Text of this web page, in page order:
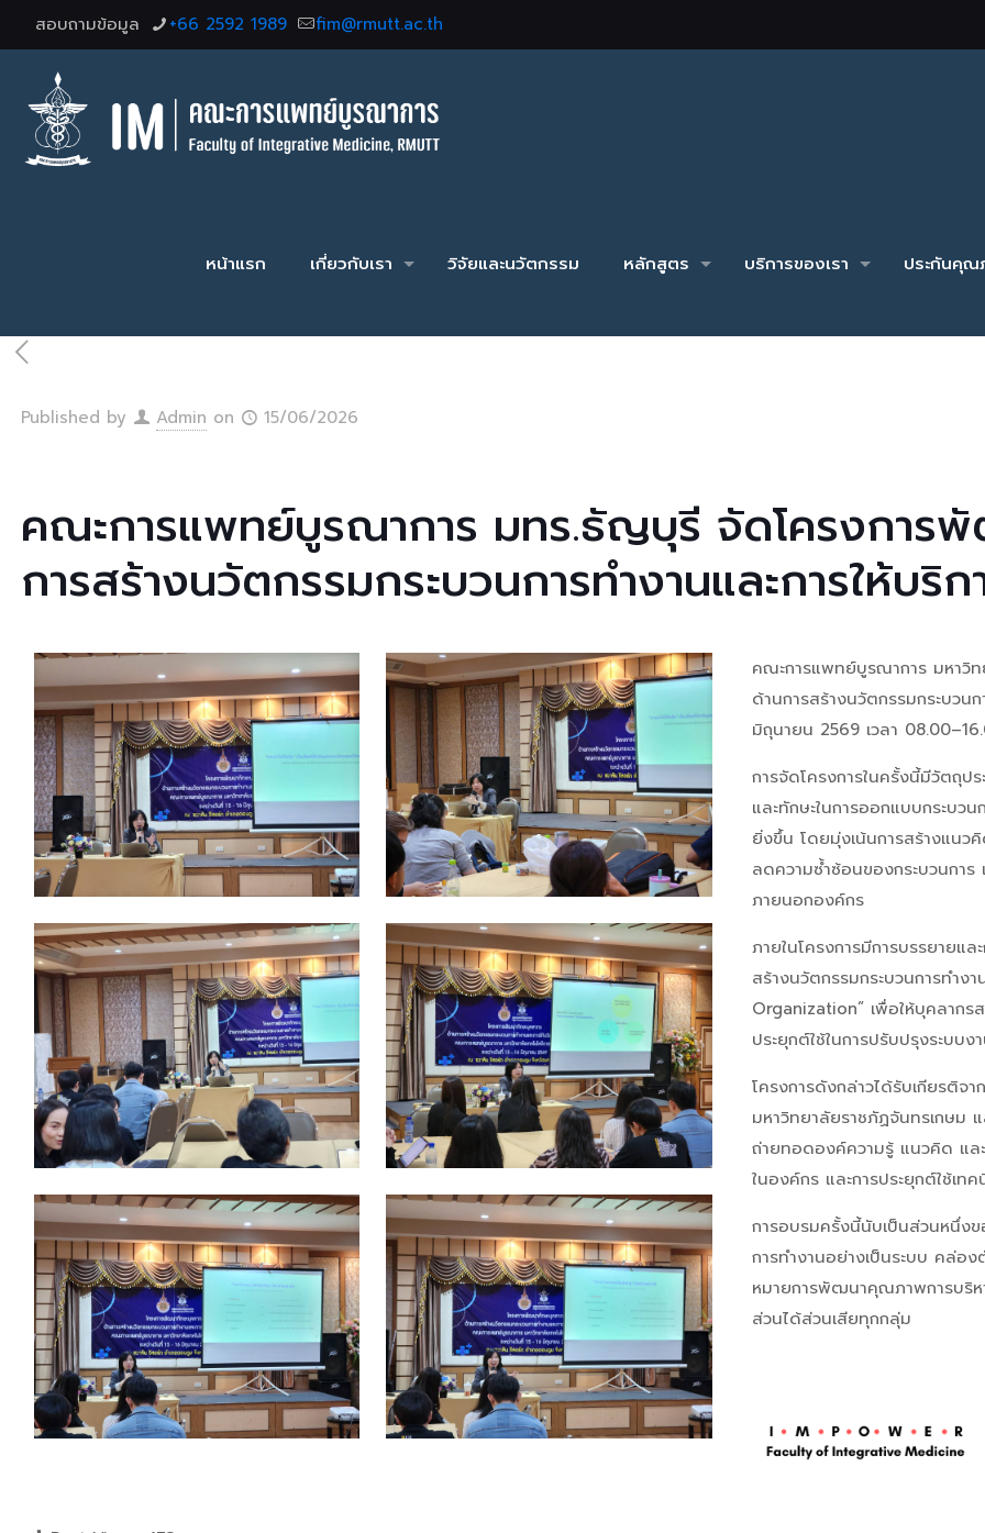
สอบถามข้อมูล +66 2592 1989 fim@rmutt.ac.th
หน้าแรก เกี่ยวกับเรา วิจัยและนวัตกรรม หลักสูตร บริการของเรา ประกันคุณ
Published by Admin on 15/06/2026
คณะการแพทย์บูรณาการ มทร.ธัญบุรี จัดโครงการ
การสร้างนวัตกรรมกระบวนการทำงานและการให้บริก
คณะการแพทย์บูรณาการ มหาวิ
ด้านการสร้างนวัตกรรมกระบวนก
มิถุนายน 2569 เวลา
การจัดโครงการในครั้งนี้มีวัตถุ
และทักษะในการออกแบบกระบว
ยิ่งขึ้น โดยมุ่งเน้นการสร้างแนว
ลดความซ้ำซ้อนของกระบวนการ
ภายนอกองค์กร
ภายในโครงการมีการบรรยายแ
สร้างนวัตกรรมกระบวนการทำง
Organization” เพื่อให้บุคลากร
ประยุกต์ใช้ในการปรับปรุงระบบ
โครงการดังกล่าวได้รับเกียรติ
มหาวิทยาลัยราชภัฏจันทรเกษม
ถ่ายทอดองค์ความรู้ แนวคิด แล
ในองค์กร และการประยุกต์ใช้เท
การอบรมครั้งนี้นับเป็นส่วนหนึ่ง
การทำงานอย่างเป็นระบบ คล่
หมายการพัฒนาคุณภาพการบริห
ส่วนได้ส่วนเสียทุกกลุ่ม